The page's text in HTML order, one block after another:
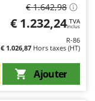
€ 1.642,98
€ 1.232,24 TVA
Inclus
R-86
€ 1.026,87 Hors taxes (HT)
Ajouter